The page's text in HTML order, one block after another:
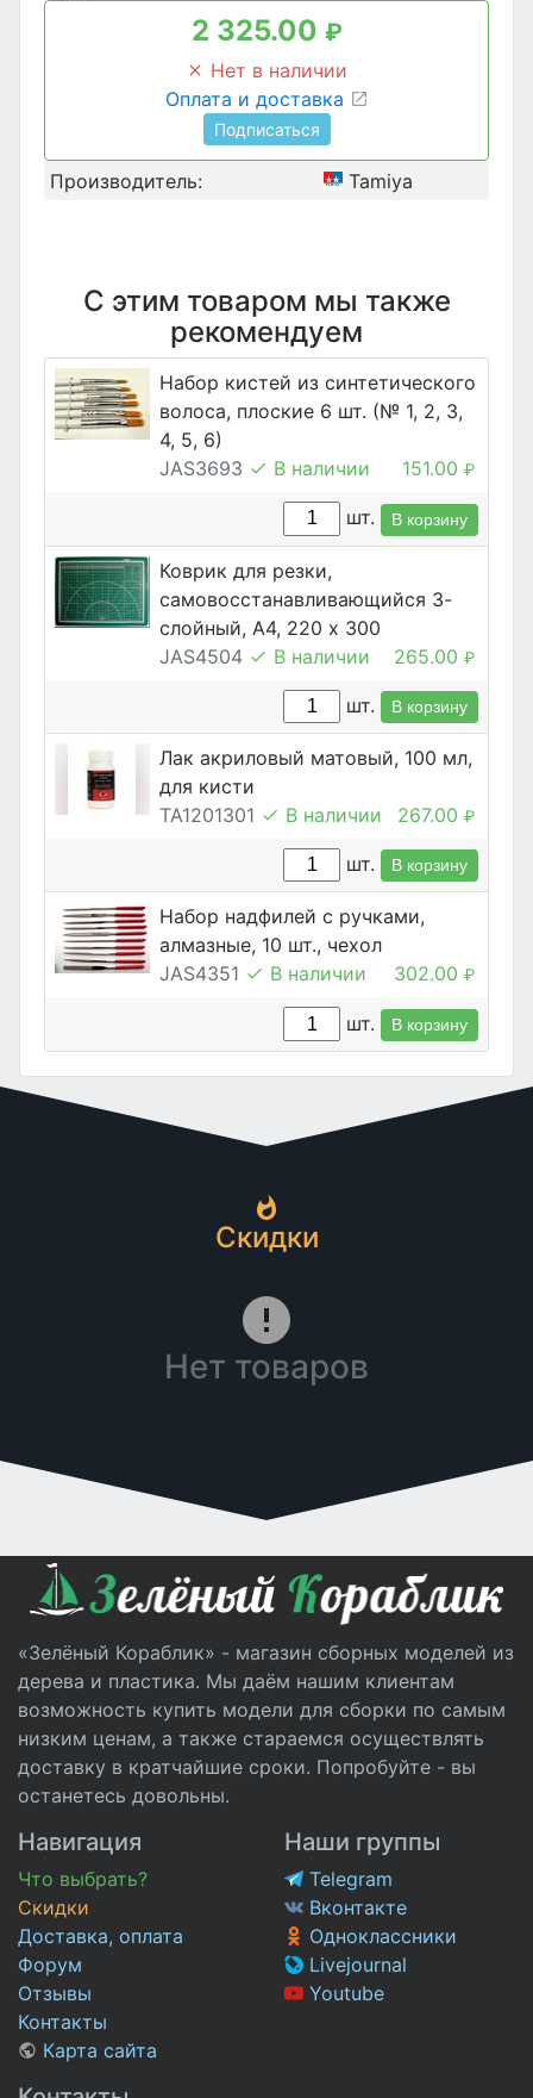
2 325.00 ₽
Нет в наличии
Оплата и доставка
Подписаться
Производитель: Tamiya
С этим товаром мы также
рекомендуем
Набор кистей из синтетического
волоса, плоские 6 шт. (№ 1, 2, 3,
4, 5, 6)
JAS3693
В наличии 151.00 ₽
шт. В корзину
Коврик для резки,
самовосстанавливающийся 3-
слойный, А4, 220 х 300
JAS4504
В наличии 265.00 ₽
шт. В корзину
Лак акриловый матовый, 100 мл,
для кисти
TA1201301
В наличии 267.00 ₽
шт. В корзину
Набор надфилей с ручками,
алмазные, 10 шт., чехол
JAS4351
В наличии 302.00 ₽
шт. В корзину
Скидки
Нет товаров
«Зелёный Кораблик» - магазин сборных моделей из
дерева и пластика. Мы даём нашим клиентам
возможность купить модели для сборки по самым
низким ценам, а также стараемся осуществлять
доставку в кратчайшие сроки. Попробуйте - вы
останетесь довольны.
Навигация
Что выбрать?
Скидки
Доставка, оплата
Форум
Отзывы
Контакты
Карта сайта
Наши группы
Telegram
Вконтакте
Одноклассники
Livejournal
Youtube